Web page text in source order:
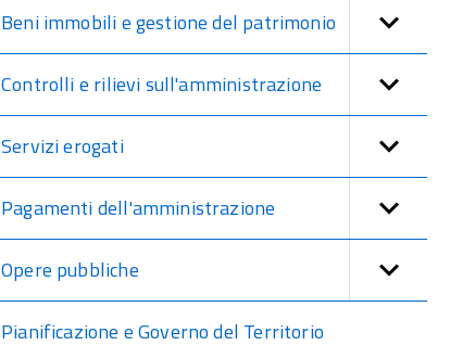
Beni immobili e gestione del patrimonio
Controlli e rilievi sull'amministrazione
Servizi erogati
Pagamenti dell'amministrazione
Opere pubbliche
Pianificazione e Governo del Territorio